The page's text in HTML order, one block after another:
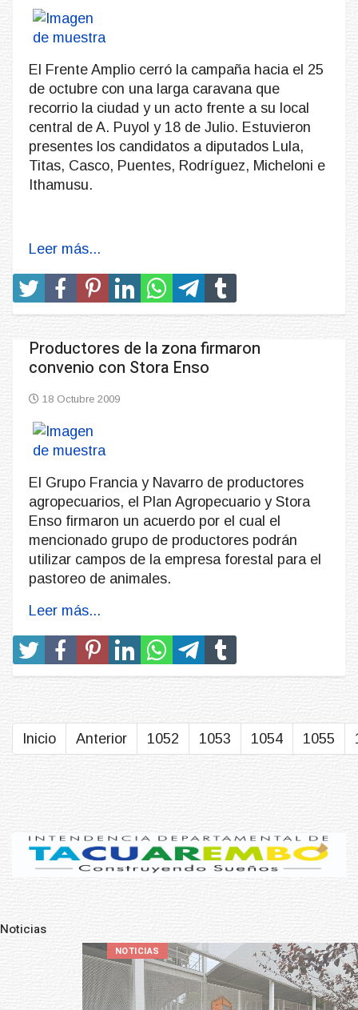
El Frente Amplio cerró la campaña hacia el 25
de octubre con una larga caravana que
recorrio la ciudad y un acto frente a su local
central de A. Puyol y 18 de Julio. Estuvieron
presentes los candidatos a diputados Lula,
Titas, Casco, Puentes, Rodríguez, Micheloni e
Ithamusu.
Leer más...
Productores de la zona firmaron
convenio con Stora Enso
18 Octubre 2009
El Grupo Francia y Navarro de productores
agropecuarios, el Plan Agropecuario y Stora
Enso firmaron un acuerdo por el cual el
mencionado grupo de productores podrán
utilizar campos de la empresa forestal para el
pastoreo de animales.
Leer más...
Inicio Anterior 1052 1053 1054 1055
Noticias
NOTICIAS